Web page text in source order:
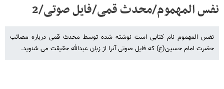
نفس المهموم/محدث قمی/فایل صوتی/2
نفس المهموم نام کتابی است نوشته شده توسط محدث قمی درباره مصائب
حضرت امام حسین(ع) که فایل صوتی آنرا از زبان عبدالله حقیقت می شنوید.